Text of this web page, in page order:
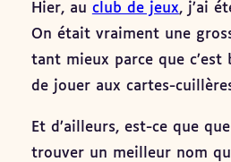
Hier, au club de jeux, j’ai
On était vraiment une
tant mieux parce que c’est
de jouer aux cartes-
Et d’ailleurs, est-ce que
trouver un meilleur nom